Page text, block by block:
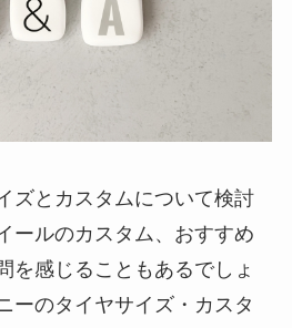
ズとカスタムについて検討
ールのカスタム、おすすめ
を感じることもあるでしょ
ーのタイヤサイズ・カスタ